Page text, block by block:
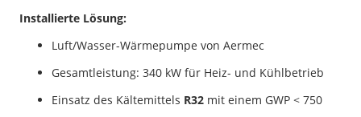
Installierte Lösung:
Luft/Wasser-Wärmepumpe von Aermec
Gesamtleistung: 340 kW für Heiz- und Kühlbetrieb
Einsatz des Kältemittels R32 mit einem GWP < 750